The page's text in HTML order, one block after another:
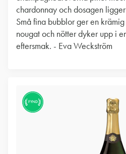
chardonnay och dosagen
Små fina bubblor ger en
nougat och nötter dyker upp i
eftersmak. - Eva Weckström
FYND